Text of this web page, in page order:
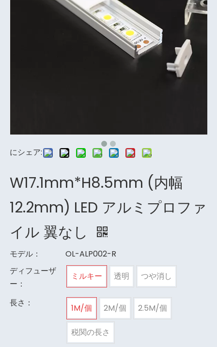
にシェア:
W17.1mm*H8.5mm (内幅
12.2mm) LED アルミプロファ
イル 翼なし
モデル：
OL-ALP002-R
ディフューザ
ー：
ミルキー 透明 つや消し
長さ： 1M/個 2M/個 2.5M/個
税関の長さ